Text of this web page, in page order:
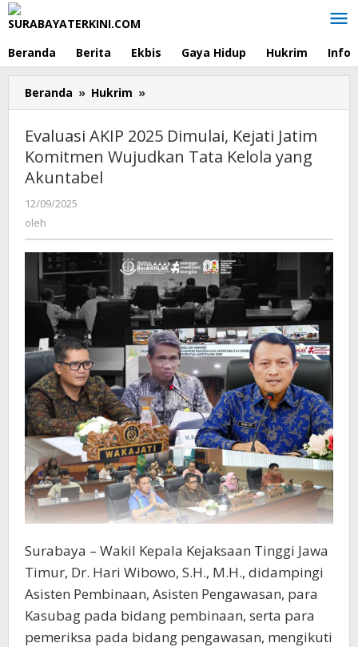
Lewati
ke
Beranda Berita Ekbis Gaya Hidup Hukrim Info
Beranda » Hukrim »
AKIP
Dimulai,
Kejati
Kelola
yang
Akuntabel
Evaluasi AKIP 2025 Dimulai, Kejati Jatim
Komitmen Wujudkan Tata Kelola yang
Akuntabel
12/09/2025
oleh
Surabaya – Wakil Kepala Kejaksaan Tinggi Jawa
Timur, Dr. Hari Wibowo, S.H., M.H., didampingi
Asisten Pembinaan, Asisten Pengawasan, para
Kasubag pada bidang pembinaan, serta para
pemeriksa pada bidang pengawasan, mengikuti